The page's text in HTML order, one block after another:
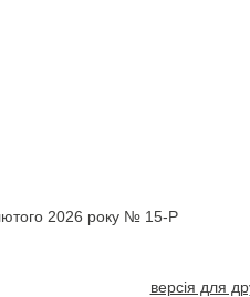
2026 року № 15-Р
версія для